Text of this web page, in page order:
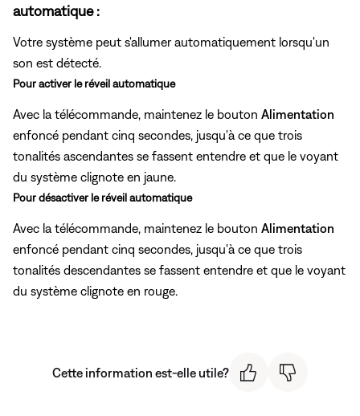
automatique :
Votre système peut s'allumer automatiquement lorsqu'un
son est détecté.
Pour activer le réveil automatique
Avec la télécommande, maintenez le bouton Alimentation
enfoncé pendant cinq secondes, jusqu'à ce que trois
tonalités ascendantes se fassent entendre et que le voyant
du système clignote en jaune.
Pour désactiver le réveil automatique
Avec la télécommande, maintenez le bouton Alimentation
enfoncé pendant cinq secondes, jusqu'à ce que trois
tonalités descendantes se fassent entendre et que le voyant
du système clignote en rouge.
Cette information est-elle utile?